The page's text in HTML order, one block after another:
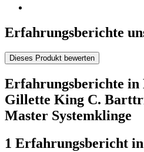
Erfahrungsberichte
Dieses Produkt bewerten
Erfahrungsberichte in
Gillette King C.
Master Systemklinge
1 Erfahrungsbericht